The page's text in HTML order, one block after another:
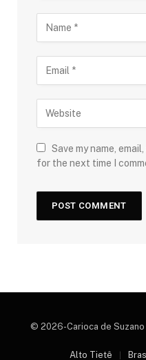
Save my name,
for the next time I
© 2026-Carioca de
Alto Tietê